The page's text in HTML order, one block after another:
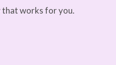
that works for you.